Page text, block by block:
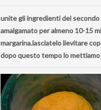
unite gli ingredienti del
amalgamato per almeno 10-15
margarina.lasciatelo lievitare
dopo questo tempo lo mettiamo